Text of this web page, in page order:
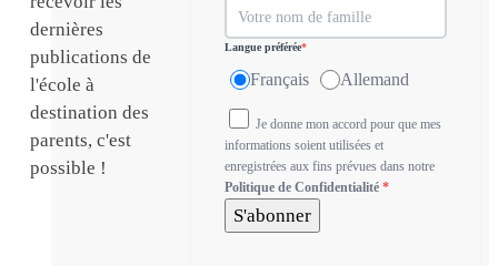
dernières
publications de
l'école à
destination des
parents, c'est
possible !
Langue préférée*
Français Allemand
Je donne mon accord pour que mes
informations soient utilisées et
enregistrées aux fins prévues dans notre
Politique de Confidentialité *
S'abonner